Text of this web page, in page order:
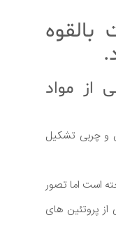
مزیت بالقوه
از مواد
و چربی تشکیل
است اما تصور
پروتئین های